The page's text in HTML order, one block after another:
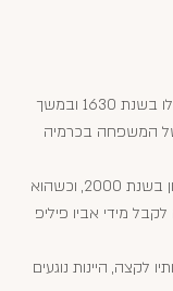
את הגפנים הראשונות שלה רכשה משפחת באלו בשנת 1630 ובמשך
של המשפחה בכרמיה
לאחר שלמד והשתלם בעולם, חזר שארל לבורגון בשנת 2000, וכשהוא
מידי אביו פיליפ
לקצה, היינות נוגעים